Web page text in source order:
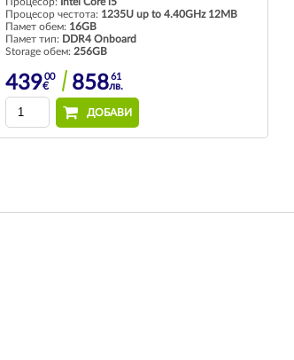
Процесор честота: 1235U up to 4.40GHz 12MB
Памет обем: 16GB
Памет тип: DDR4 Onboard
Storage обем: 256GB
43900
€ 85861
лв.
ДОБАВИ